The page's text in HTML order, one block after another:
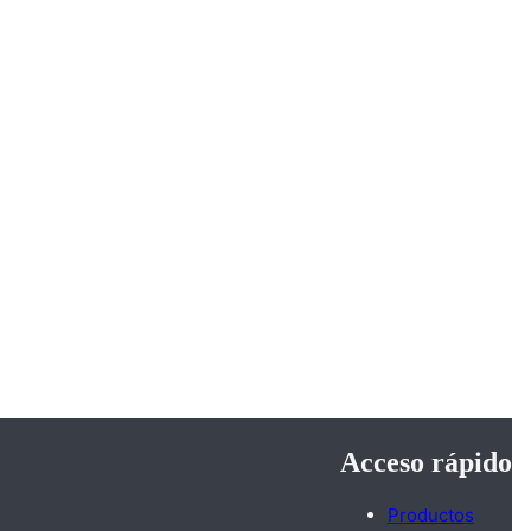
Acceso rápido
Productos